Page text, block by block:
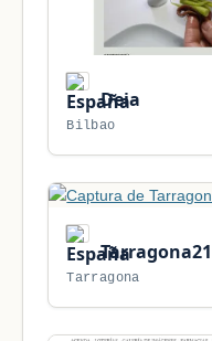
Deia
Bilbao
Tarragona21
Tarragona